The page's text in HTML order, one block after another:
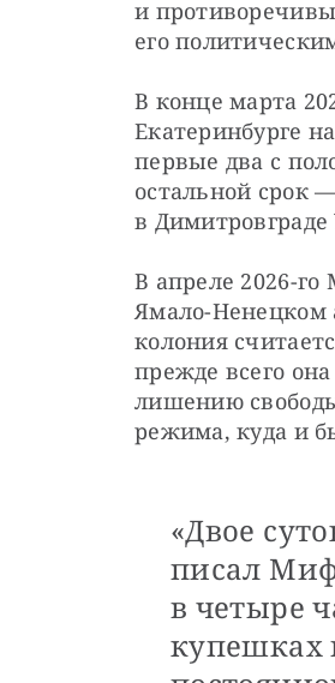
и
его
В конце марта
Екатеринбурге
первые два с
остальной срок
в Димитровграде
В апреле 2026-
Ямало-Ненецком
колония
прежде всего
лишению
режима, куда и
«Двое
писал
в четыре
купешках